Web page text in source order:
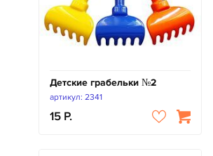
Детские грабельки №2
артикул: 2341
15